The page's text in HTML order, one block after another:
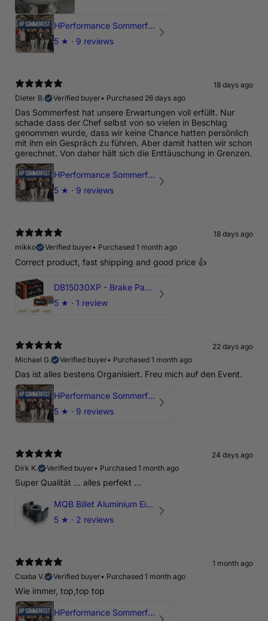
HPerformance Sommerfest 2026
5 ★ · 9 reviews
18 days ago
Dieter B.
Verified buyer• Purchased 26 days ago
Das Sommerfest hat unsere Erwartungen voll erfüllt. Nur
schade dass der Chef selbst von so vielen in Beschlag
genommen wurde, dass wir keine Chance hatten persönlich
mit ihm ein Gespräch zu führen. Aber damit hatten wir schon
gerechnet. Von daher hält sich die Enttäuschung in Grenzen.
HPerformance Sommerfest 2026
5 ★ · 9 reviews
18 days ago
mikko
Verified buyer• Purchased 1 month ago
Correct product, fast shipping and good price 👍
DB15030XP - Brake Pads Xtreme Performance | Front Axle
5 ★ · 1 review
22 days ago
Michael G.
Verified buyer• Purchased 1 month ago
Das ist alles bestens Organisiert. Freu mich auf den Event.
HPerformance Sommerfest 2026
5 ★ · 9 reviews
24 days ago
Dirk K.
Verified buyer• Purchased 1 month ago
Super Qualität ... alles perfekt ...
MQB Billet Aluminium Einsatz Drehmomentstütze - DOGBONE für Audi RS3, TTRS, RSQ3
5 ★ · 2 reviews
1 month ago
Csaba V.
Verified buyer• Purchased 1 month ago
Wie immer, top,top top
HPerformance Sommerfest 2026